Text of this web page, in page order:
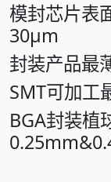
模封芯片表
30μm
封装产品最
SMT可加工
BGA封装植